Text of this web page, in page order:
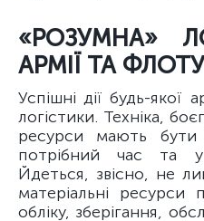
«РОЗУМНА»
АРМІЇ ТА ФЛОТУ
Успішні дії будь-якої
логістики. Техніка,
ресурси мають бути
потрібний час та у
Йдеться, звісно, не
матеріальні ресурси
обліку, зберігання,